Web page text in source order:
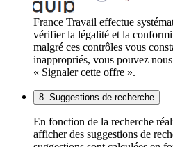
France Travail effectue
vérifier la légalité et la
malgré ces contrôles vous
inappropriés, vous pouvez
« Signaler cette offre ».
8. Suggestions de recherche
En fonction de la recherche
afficher des suggestions de